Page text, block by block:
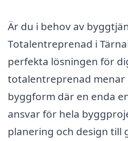
Är du i behov av
Totalentreprenad i
perfekta lösningen för
totalentreprenad menar
byggform där en enda
ansvar för hela
planering och design till